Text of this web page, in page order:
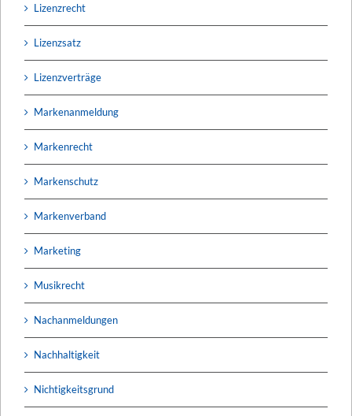
Lizenzrecht
Lizenzsatz
Lizenzverträge
Markenanmeldung
Markenrecht
Markenschutz
Markenverband
Marketing
Musikrecht
Nachanmeldungen
Nachhaltigkeit
Nichtigkeitsgrund